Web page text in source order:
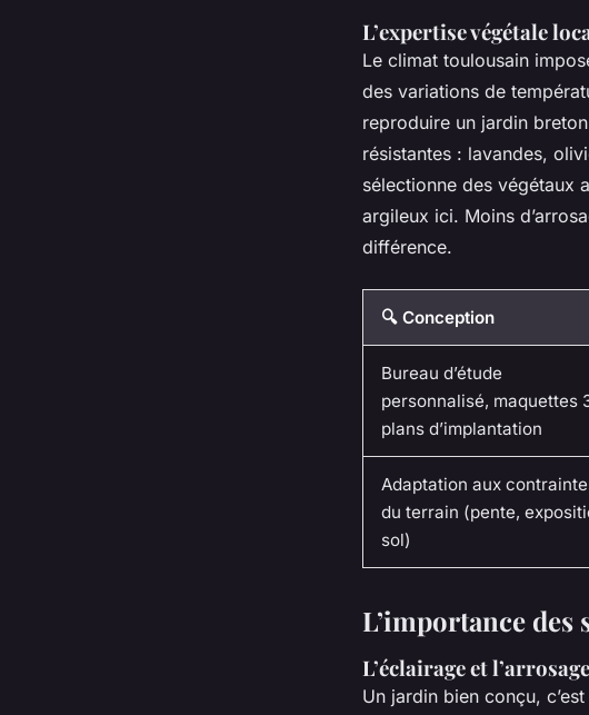
L’expertise végétale
Le climat toulousain
des variations de
reproduire un jardin
résistantes : lavandes,
sélectionne des végétaux
argileux ici. Moins
différence.
🔍 Conception
Bureau d’étude
personnalisé, maquettes
plans d’implantation
Adaptation aux
du terrain (pente,
sol)
L’importance des
L’éclairage et
Un jardin bien conçu,